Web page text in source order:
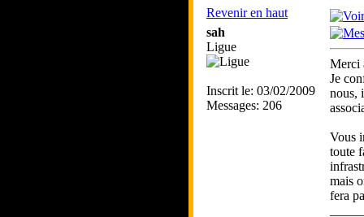
Revenir en haut
sah
Ligue
Inscrit le: 03/02/2009
Messages: 206
Merci
Je
nous,
Vous
toute
mais
fera